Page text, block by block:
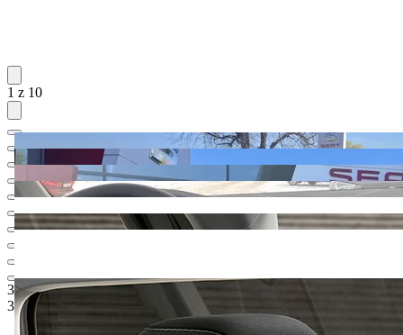
1 z 10
33.136,-‍ €1Odporúčaná maloobchodná cena
30.469,-‍ €
5